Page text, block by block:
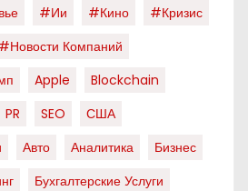
#ии #кино
#кризис
#новости Компаний
Apple
Blockchain
PR SEO
США
Авто Аналитика
Бизнес
Бухгалтерские Услуги